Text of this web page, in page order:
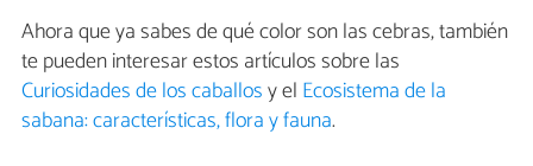
Ahora que ya sabes de qué color son las cebras, también
te pueden interesar estos artículos sobre las
Curiosidades de los caballosy el Ecosistema de la
sabana: características, flora y fauna.